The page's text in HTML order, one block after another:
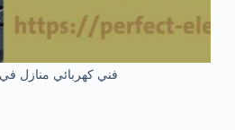
فني كهربائي منازل